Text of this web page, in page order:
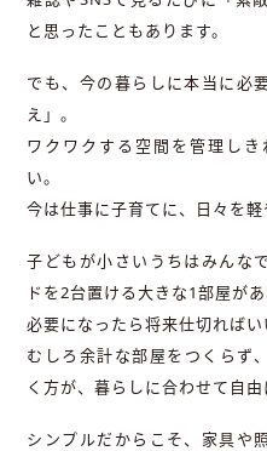
と思ったこともあります。
でも、今の暮らしに本当に必
え」。
ワクワクする空間を管理し
い。
今は仕事に子育てに、日々を
子どもが小さいうちはみんな
ドを2台置ける大きな1部屋があ
必要になったら将来仕切ればい
むしろ余計な部屋をつくらず
く方が、暮らしに合わせて自由
シンプルだからこそ、家具や